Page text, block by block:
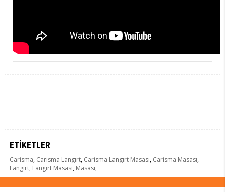
ETIKETLER
Carisma, Carisma Langırt, Carisma Langırt Masası, Carisma Masası,
Langırt, Langırt Masası, Masası,